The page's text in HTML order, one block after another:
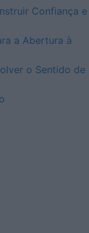
Confiança e
a Abertura à
o Sentido de